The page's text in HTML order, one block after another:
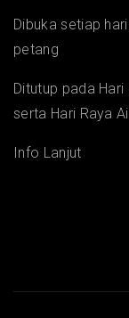
Dibuka setiap
petang
Ditutup pada
serta Hari Raya
Info Lanjut